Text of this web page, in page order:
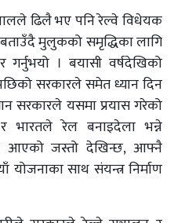
लालले ढिलै भए पनि रेल्वे विधेयक
मुलुकको समृद्धिका लागि
। बयासी वर्षदेखिको
सरकारले समेत ध्यान दिन
सरकारले यसमा प्रयास गरेको
भारतले रेल बनाइदेला भन्ने
आएको जस्तो देखिन्छ, आफ्नै
योजनाका साथ संयन्त्र निर्माण